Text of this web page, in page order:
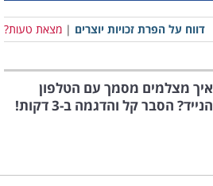
דווח על הפרת זכויות יוצרים | מצאת טעות?
איך מצלמים מסמך עם הטלפון
הנייד? הסבר קל והדגמה ב-3 דקות!